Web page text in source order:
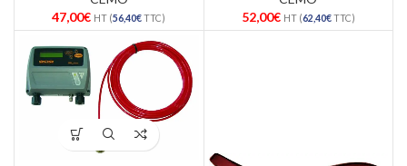
47,00€ HT (56,40€TTC)
52,00€ HT (62,40€TTC)